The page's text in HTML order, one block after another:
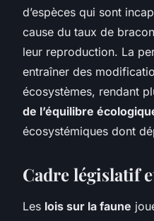
d’espèces qui sont
cause du taux de
leur reproduction. La
entraîner des
écosystèmes, rendant
de l’équilibre
écosystémiques dont
Cadre législatif
Les lois sur la faune